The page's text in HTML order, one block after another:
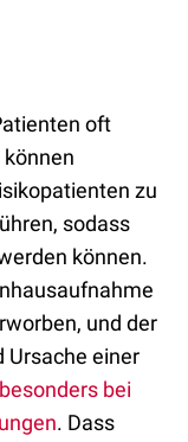
oft
zu
sodass
können.
und der
Ursache einer
besonders bei
. Dass